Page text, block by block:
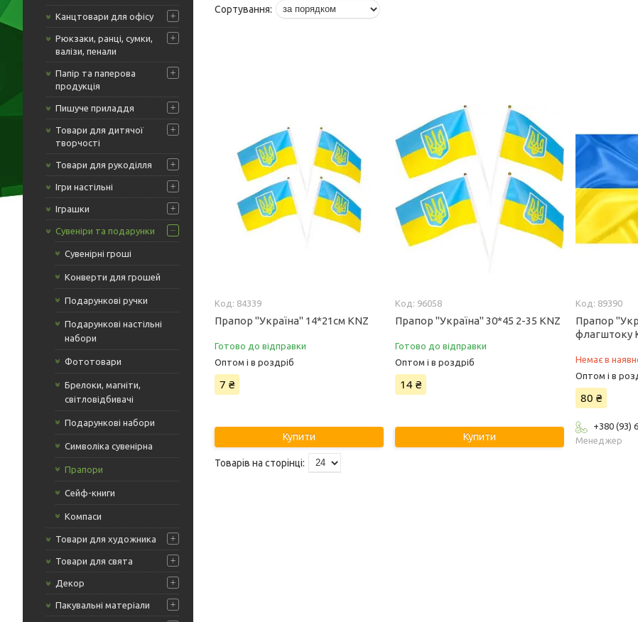
Канцтовари для офісу
Рюкзаки, ранці, сумки,
валізи, пенали
Папір та паперова
продукція
Пишуче приладдя
Товари для дитячої
творчості
Товари для рукоділля
Ігри настільні
Іграшки
Сувеніри та подарунки
Сувенірні гроші
Конверти для грошей
Подарункові ручки
Подарункові настільні
набори
Фототовари
Брелоки, магніти,
світловідбивачі
Подарункові набори
Символіка сувенірна
Прапори
Сейф-книги
Компаси
Товари для художника
Товари для свята
Декор
Пакувальні матеріали
84339
Прапор "Україна" 14*21см KNZ
Готово до відправки
Оптом і в роздріб
7 ₴
Купити
96058
Прапор "Україна" 30*45 2-35 KNZ
Готово до відправки
Оптом і в роздріб
14 ₴
Купити
89390
Прапор
флагштоку
Немає в
Оптом і в
80 ₴
+380 (93)
Менеджер